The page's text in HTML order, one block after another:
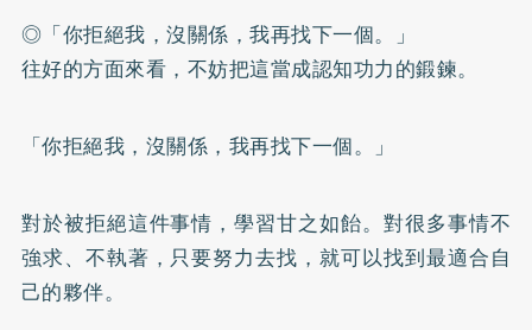
◎「你拒絕我，沒關係，我再找下一個。」
往好的方面來看，不妨把這當成認知功力的鍛鍊。
「你拒絕我，沒關係，我再找下一個。」
對於被拒絕這件事情，學習甘之如飴。對很多事情不
強求、不執著，只要努力去找，就可以找到最適合自
己的夥伴。